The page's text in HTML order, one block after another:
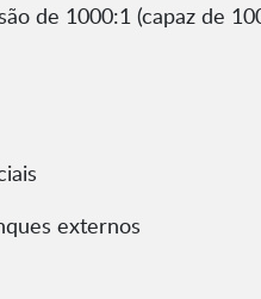
de 1000:1 (capaz de
externos